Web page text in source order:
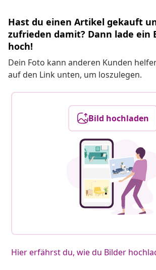
Hast du einen Artikel gekauft
zufrieden damit? Dann lade ein
hoch!
Dein Foto kann anderen Kunden
auf den Link unten, um loszulegen.
Bild hochladen
Hier erfährst du, wie du Bilder